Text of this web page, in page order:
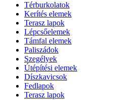
Térburkolatok
Kerítés elemek
Terasz lapok
Lépcsőelemek
Támfal elemek
Paliszádok
Szegélyek
Útépítési elemek
Díszkavicsok
Fedlapok
Terasz lapok